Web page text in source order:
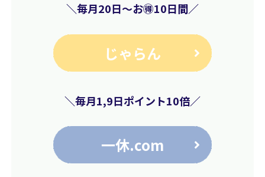
＼毎月20日〜お🉐10日間／
じゃらん
＼毎月1,9日ポイント10倍／
一休.com